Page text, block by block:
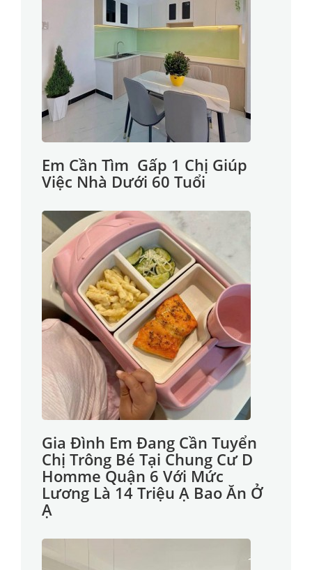
Em Cần Tìm Gấp 1 Chị Giúp
Việc Nhà Dưới 60 Tuổi
Gia Đình Em Đang Cần Tuyển
Chị Trông Bé Tại Chung Cư D
Homme Quận 6 Với Mức
Lương Là 14 Triệu Ạ Bao Ăn Ở
Ạ